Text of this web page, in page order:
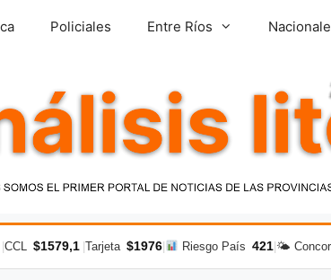
Policiales Entre Ríos
CCL $1579,1 Tarjeta $1976| Riesgo País 421| 🌤